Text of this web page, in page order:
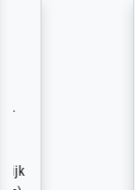
Die
getrübt,
Ehefrau
auch